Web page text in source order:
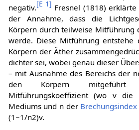
negativ.[E 1] Fresnel (1818)
der Annahme, dass die
Körpern durch teilweise Mitführung
werde. Diese Mitführung entstehe
Körpern der Äther
dichter sei, wobei genau dieser
– mit Ausnahme des Bereichs der
den Körpern mitgeführt
Mitführungskoeffizient (wo vdie
Mediums und n der Brechungsindex
(1 −1/n2)v.